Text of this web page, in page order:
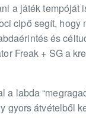
a játék tempóját
cipő segít, hogy
és
Freak + SG a
labda
gyors átvételből